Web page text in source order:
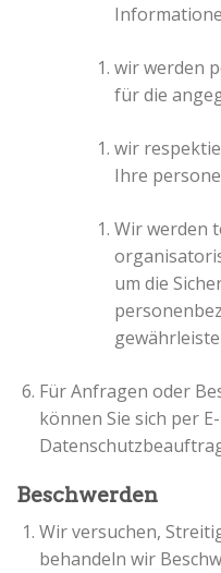
wir werden
für die
wir
Ihre
Wir werden
um die
Für Anfragen oder
können Sie sich per
Beschwerden
Wir versuchen,
behandeln wir